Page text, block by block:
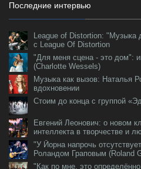
Последние интервью
League of Distortion: "Музыка
с League Of Distortion
"Для меня сцена - это дом":
(Charlotte Wessels)
Музыка как вызов: Наталья
вдохновении
Стоим до конца с группой
Евгений Леонович: о новом
интеллекта в творчестве и
"У Йорна напрочь
Роландом Граповым (Roland
"Как по мне, это